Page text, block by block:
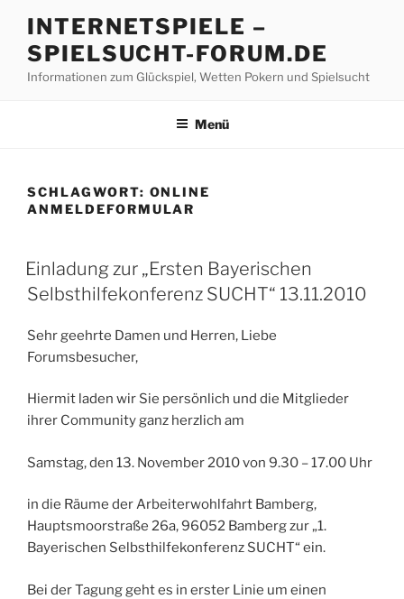
INTERNETSPIELE –
SPIELSUCHT-FORUM.DE
Informationen zum Glückspiel, Wetten Pokern und Spielsucht
Menü
SCHLAGWORT: ONLINE
ANMELDEFORMULAR
V
E
R
F
E
T
L
I
H
M
Einladung zur „Ersten Bayerischen
Selbsthilfekonferenz SUCHT“ 13.11.2010
Sehr geehrte Damen und Herren, Liebe
Forumsbesucher,
Hiermit laden wir Sie persönlich und die Mitglieder
ihrer Community ganz herzlich am
Samstag, den 13. November 2010 von 9.30 – 17.00 Uhr
in die Räume der Arbeiterwohlfahrt Bamberg,
Hauptsmoorstraße 26a, 96052 Bamberg zur „1.
Bayerischen Selbsthilfekonferenz SUCHT“ ein.
Bei der Tagung geht es in erster Linie um einen